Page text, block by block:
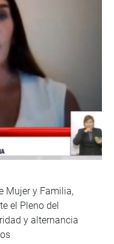
Mujer y Familia,
el Pleno del
y alternancia